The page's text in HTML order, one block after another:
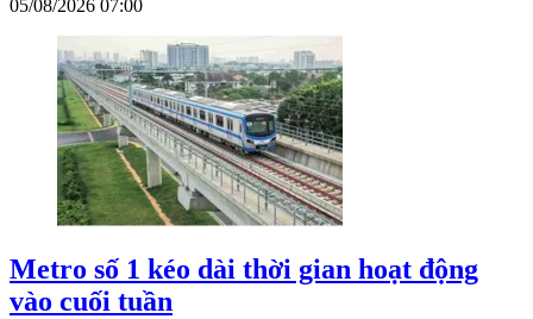
05/08/2026 07:00
Metro số 1 kéo dài thời gian hoạt động
vào cuối tuần